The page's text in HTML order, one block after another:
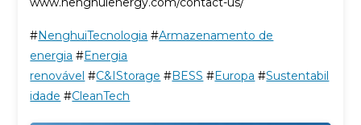
#NenghuiTecnologia #Armazenamento de
energia #Energia
renovável #C&IStorage #BESS #Europa #Sustentabil
idade #CleanTech